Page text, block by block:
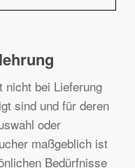
nicht bei Lieferung
sind und für deren
oder
maßgeblich ist
Bedürfnisse